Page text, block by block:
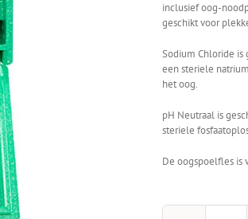
inclusief oog-
geschikt voor
Sodium Chloride
een steriele
het oog.
pH Neutraal is
steriele
De oogspoelfles is